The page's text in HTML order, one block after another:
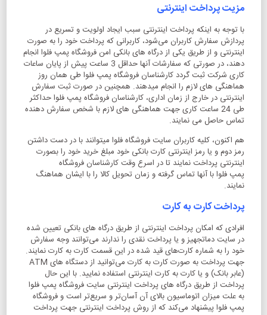
مزیت پرداخت اینترنتی
با توجه به اینکه پرداخت اینترنتی سبب ایجاد اولویت و تسریع در
پردازش سفارش کاربران می‌شود، کاربرانی که پرداخت خود را به صورت
اینترنتی و از طریق یکی از درگاه های بانکی امن فروشگاه پمپ فلوا انجام
دهند، در صورتی که سفارشات آنها حداقل 3 ساعت پیش از پایان ساعات
کاری شرکت ثبت گردد کارشناسان فروشگاه پمپ فلوا طی همان روز
هماهنگی های لازم را انجام میدهند. همچنین در صورت ثبت سفارش
اینترنتی در خارج از زمان اداری، کارشناسان فروشگاه پمپ فلوا حداکثر
طی 24 ساعت کاری جهت هماهنگی های لازم با شخص سفارش دهنده
تماس حاصل می نمایند.
هم اکنون، کلیه کاربران سایت فروشگاه فلوا میتوانند با در دست داشتن
رمز دوم و یا رمز اینترنتی کارت بانکی خود مبلغ خرید خود را بصورت
اینترنتی پرداخت نمایند تا در اسرع وقت کارشناسان فروشگاه
پمپ فلوا با آنها تماس گرفته و زمان تحویل کالا را با ایشان هماهنگ
نمایند.
پرداخت کارت به کارت
افرادی که امکان پرداخت اینترنتی از طریق درگاه های بانکی تعیین شده
در سایت دماتجهیز و یا پرداخت نقدی را ندارند می‌توانند وجه سفارش
خود را به شماره کارت‌های قید شده در این قسمت کارت به کارت نمایند.
جهت پرداخت به صورت کارت به کارت می‌توانید از دستگاه های ATM
(عابر بانک) و یا کارت به کارت اینترنتی استفاده نمایید. با این حال
پرداخت از طریق درگاه های پرداخت اینترنتی سایت فروشگاه پمپ فلوا
به علت میزان اتوماسیون بالای آن آسان‌تر و سریع‌تر است و فروشگاه
پمپ فلوا پیشنهاد می‌کند که از روش پرداخت اینترنتی جهت پرداخت